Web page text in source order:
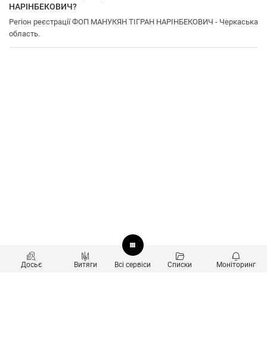
НАРІНБЕКОВИЧ?
Регіон реєстрації ФОП МАНУКЯН ТІГРАН НАРІНБЕКОВИЧ - Черкаська
область.
Досьє Витяги Всі сервіси Списки Моніторинг